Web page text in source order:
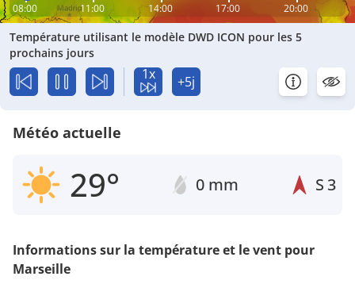
08:00 11:00 14:00 17:00 20:00
Température utilisant le modèle DWD ICON pour les 5
prochains jours
1x +5j
Météo actuelle
29° 0 mm S3
Informations sur la température et le vent pour
Marseille